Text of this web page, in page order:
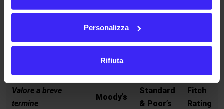
Personalizza
Rifiuta
In perdita / D CC
/ D
Valore a breve
termine
Moody’s
Standard
& Poor’s
Fitch
Rating